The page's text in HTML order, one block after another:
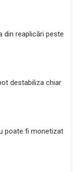
din reaplicări peste
destabiliza chiar
poate fi monetizat